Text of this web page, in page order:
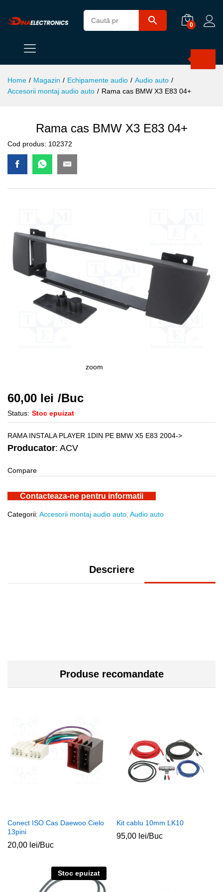
0
Home / Magazin / Echipamente audio / Audio auto /
Accesorii montaj audio auto / Rama cas BMW X3 E83 04+
Rama cas BMW X3 E83 04+
Cod produs: 102372
zoom
60,00 lei /Buc
Status: Stoc epuizat
RAMA INSTALA PLAYER 1DIN PE BMW X5 E83 2004->
Producator: ACV
Compare
Contacteaza-ne pentru informatii
Categorii: Accesorii montaj audio auto Audio auto
Descriere
Produse recomandate
Conect ISO Cas Daewoo Cielo
13pini
20,00 lei/Buc
Kit cablu 10mm LK10
95,00 lei/Buc
Stoc epuizat